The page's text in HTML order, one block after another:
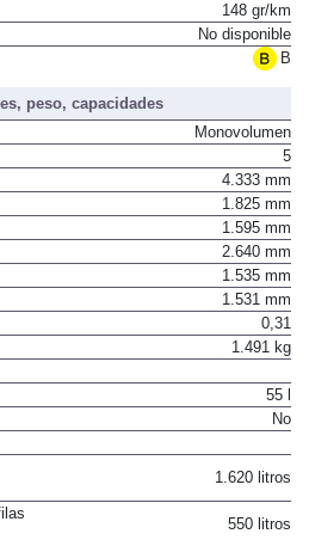
148 gr/km
No disponible
B
peso, capacidades
Monovolumen
5
4.333 mm
1.825 mm
1.595 mm
2.640 mm
1.535 mm
1.531 mm
0,31
1.491 kg
55 l
No
1.620 litros
550 litros